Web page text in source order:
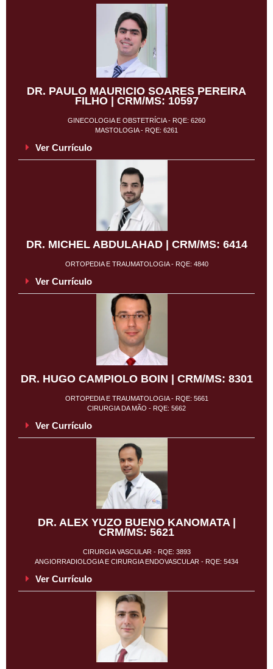
DR. PAULO MAURICIO SOARES PEREIRA
FILHO | CRM/MS: 10597
GINECOLOGIA E OBSTETRÍCIA - RQE: 6260
MASTOLOGIA - RQE: 6261
Ver Currículo
DR. MICHEL ABDULAHAD | CRM/MS: 6414
ORTOPEDIA E TRAUMATOLOGIA - RQE: 4840
Ver Currículo
DR. HUGO CAMPIOLO BOIN | CRM/MS: 8301
ORTOPEDIA E TRAUMATOLOGIA - RQE: 5661
CIRURGIA DA MÃO - RQE: 5662
Ver Currículo
DR. ALEX YUZO BUENO KANOMATA |
CRM/MS: 5621
CIRURGIA VASCULAR - RQE: 3893
ANGIORRADIOLOGIA E CIRURGIA ENDOVASCULAR - RQE: 5434
Ver Currículo